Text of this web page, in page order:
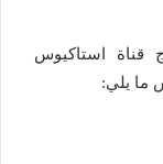
قناة استاكيوس
ما يلي: